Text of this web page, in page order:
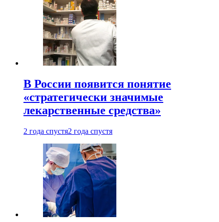
В России появится понятие
«стратегически значимые
лекарственные средства»
2 года спустя2 года спустя